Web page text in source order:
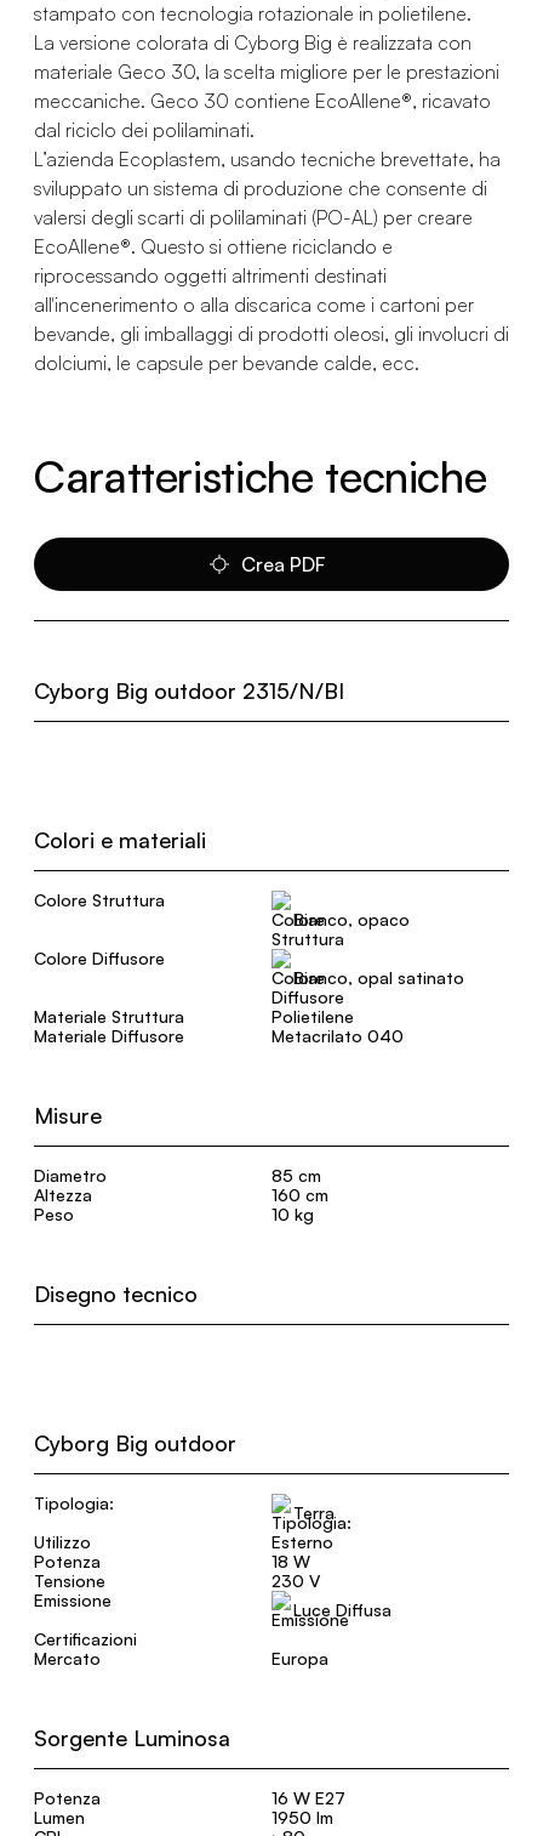
stampato con tecnologia rotazionale in polietilene.
La versione colorata di Cyborg Big è realizzata con
materiale Geco 30, la scelta migliore per le prestazioni
meccaniche. Geco 30 contiene EcoAllene®, ricavato
dal riciclo dei polilaminati.
L’azienda Ecoplastem, usando tecniche brevettate, ha
sviluppato un sistema di produzione che consente di
valersi degli scarti di polilaminati (PO-AL) per creare
EcoAllene®. Questo si ottiene riciclando e
riprocessando oggetti altrimenti destinati
all'incenerimento o alla discarica come i cartoni per
bevande, gli imballaggi di prodotti oleosi, gli involucri di
dolciumi, le capsule per bevande calde, ecc.
Caratteristiche tecniche
Crea PDF
Cyborg Big outdoor 2315/N/BI
Colori e materiali
Colore Struttura
Bianco, opaco
Colore Diffusore
Bianco, opal satinato
Materiale Struttura
Polietilene
Materiale Diffusore
Metacrilato 040
Misure
Diametro
85 cm
Altezza
160 cm
Peso
10 kg
Disegno tecnico
Cyborg Big outdoor
Tipologia:
Terra
Utilizzo
Esterno
Potenza
18 W
Tensione
230 V
Emissione
Luce Diffusa
Certificazioni
Mercato
Europa
Sorgente Luminosa
Potenza
16 W E27
Lumen
1950 lm